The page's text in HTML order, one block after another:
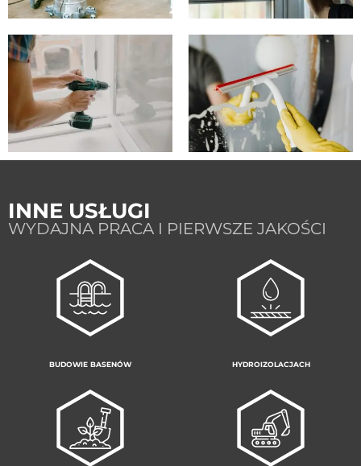
INNE USŁUGI​
WYDAJNA PRACA I PIERWSZE JAKOŚCI
BUDOWIE BASENÓW HYDROIZOLACJACH